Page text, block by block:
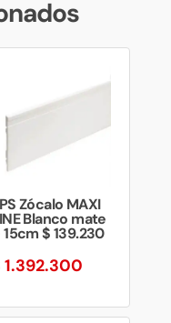
Zócalo MAXI
Blanco mate
15cm $ 139.230
1.392.300